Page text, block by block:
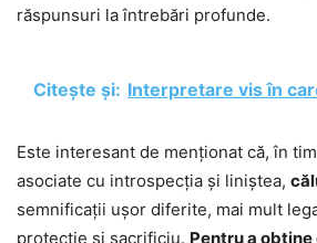
răspunsuri la întrebări profunde.
Citește și: Interpretare vis în
Este interesant de menționat că, în
asociate cu introspecția și liniștea,
semnificații ușor diferite, mai mult
protecție și sacrificiu. Pentru a